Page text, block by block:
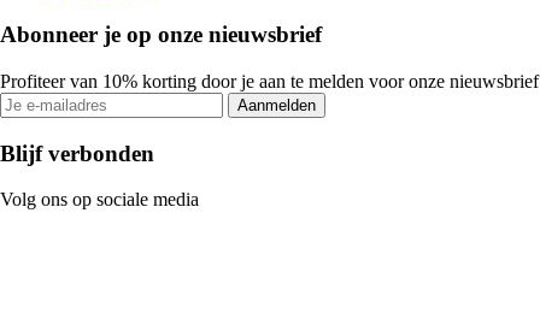
Abonneer je op onze nieuwsbrief
Profiteer van 10% korting door je aan te melden voor onze nieuwsbrief
Aanmelden
Blijf verbonden
Volg ons op sociale media